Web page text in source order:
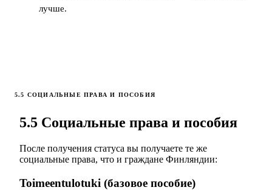
лучше.
5.5 СОЦИАЛЬНЫЕ ПРАВА И ПОСОБИЯ
5.5 Социальные права и пособия
После получения статуса вы получаете те же
социальные права, что и граждане Финляндии:
Toimeentulotuki (базовое пособие)